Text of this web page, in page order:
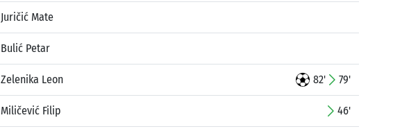
Juričić Mate
Bulić Petar
Zelenika Leon 82' 79'
Miličević Filip 46'